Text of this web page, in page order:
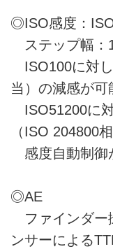
◎ISO感度：
ステップ幅：
ISO100に対
当）の減感が可
ISO51200に
（ISO 204800
感度自動制御
◎AE
ファインダー
ンサーによる